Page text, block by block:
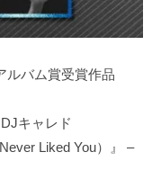
ルバム賞受賞作品
キャレド
Liked You）』 –